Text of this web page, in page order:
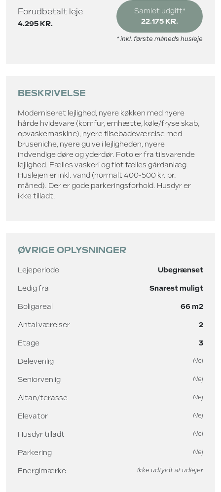
Forudbetalt leje
4.295 KR.
Samlet udgift*
22.175 KR.
* inkl. første måneds husleje
BESKRIVELSE
Moderniseret lejlighed, nyere køkken med nyere
hårde hvidevare (komfur, emhætte, køle/fryse skab,
opvaskemaskine), nyere flisebadeværelse med
bruseniche, nyere gulve i lejligheden, nyere
indvendige døre og yderdør. Foto er fra tilsvarende
lejlighed. Fælles vaskeri og flot fælles gårdanlæg.
Huslejen er inkl. vand (normalt 400-500 kr. pr.
måned). Der er gode parkeringsforhold. Husdyr er
ikke tilladt.
ØVRIGE OPLYSNINGER
Lejeperiode Ubegrænset
Ledig fra Snarest muligt
Boligareal 66 m2
Antal værelser 2
Etage 3
Delevenlig Nej
Seniorvenlig Nej
Altan/terasse Nej
Elevator Nej
Husdyr tilladt Nej
Parkering Nej
Energimærke Ikke udfyldt af udlejer